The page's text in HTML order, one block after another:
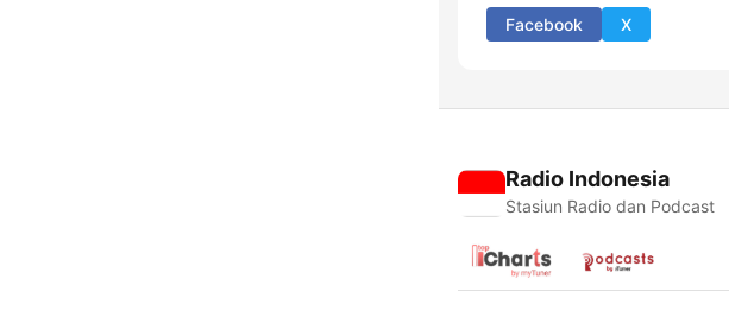
Facebook X
Radio Indonesia
Stasiun Radio dan Podcast